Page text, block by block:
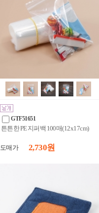
GTF51651
튼튼한 PE 지퍼백 100매(12x17cm)
도매가 2,730 원